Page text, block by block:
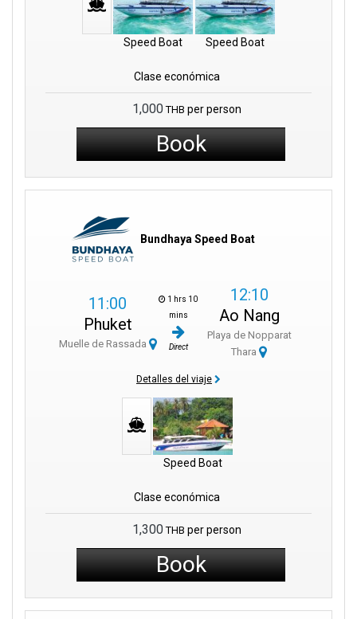
Speed Boat Speed Boat
Clase económica
1,000 THB per person
Book
Bundhaya Speed Boat
11:00
Phuket
Muelle de Rassada
1 hrs 10
mins
Direct
12:10
Ao Nang
Playa de Nopparat
Thara
Detalles del viaje
Speed Boat
Clase económica
1,300 THB per person
Book